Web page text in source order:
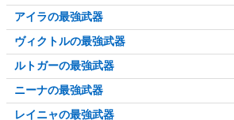
アイラの最強武器
ヴィクトルの最強武器
ルトガーの最強武器
ニーナの最強武器
レイニャの最強武器